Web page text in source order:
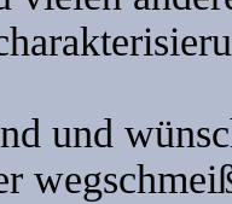
und